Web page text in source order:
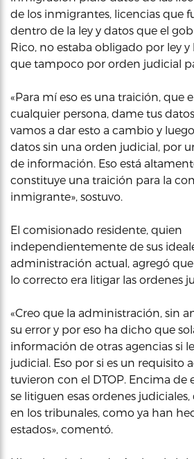
de los inmigrantes, licencias que
dentro de la ley y datos que el
Rico, no estaba obligado por ley
que tampoco por orden judicial
«Para mí eso es una traición, que
cualquier persona, dame tus
vamos a dar esto a cambio y
datos sin una orden judicial, por
de información. Eso está
constituye una traición para la
inmigrante», sostuvo.
El comisionado residente, quien
independientemente de sus
administración actual, agregó
lo correcto era litigar las ordenes
«Creo que la administración, sin
su error y por eso ha dicho que
información de otras agencias si
judicial. Eso por si es un requisito
tuvieron con el DTOP. Encima de
se litiguen esas ordenes
en los tribunales, como ya han
estados», comentó.